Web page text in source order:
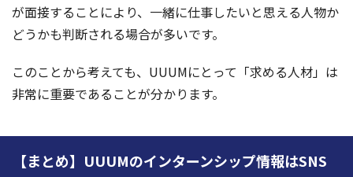
が面接することにより、一緒に仕事したいと思える人物か
どうかも判断される場合が多いです。
このことから考えても、UUUMにとって「求める人材」は
非常に重要であることが分かります。
【まとめ】UUUMのインターンシップ情報はSNS